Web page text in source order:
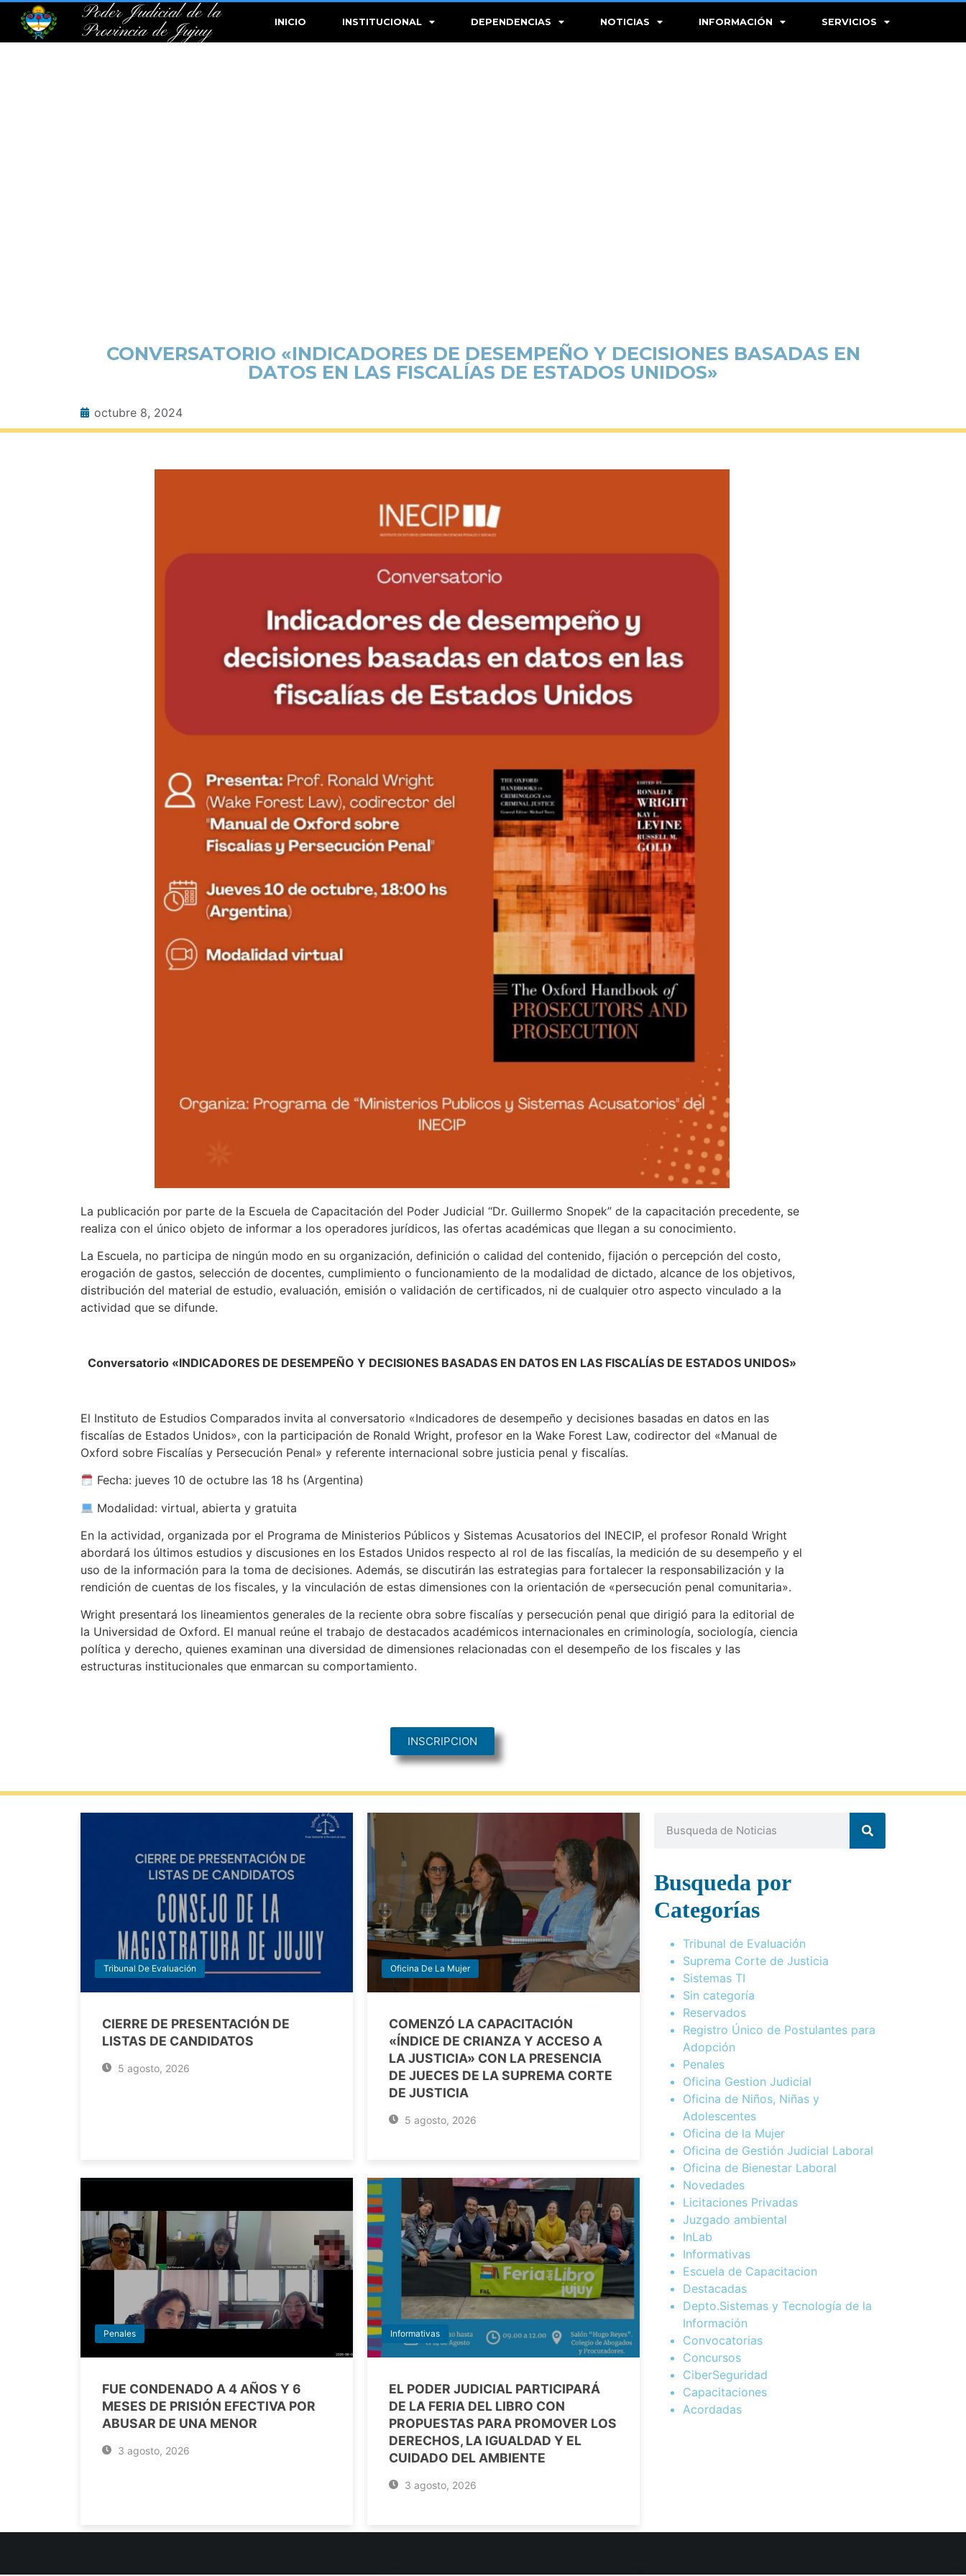
Poder Judicial de la
Provincia de Jujuy
INICIO INSTITUCIONAL DEPENDENCIAS NOTICIAS INFORMACIÓN SERVICIOS
CONVERSATORIO «INDICADORES DE DESEMPEÑO Y DECISIONES BASADAS EN
DATOS EN LAS FISCALÍAS DE ESTADOS UNIDOS»
octubre 8, 2024
La publicación por parte de la Escuela de Capacitación del Poder Judicial “Dr. Guillermo Snopek” de la capacitación precedente, se
realiza con el único objeto de informar a los operadores jurídicos, las ofertas académicas que llegan a su conocimiento.
La Escuela, no participa de ningún modo en su organización, definición o calidad del contenido, fijación o percepción del costo,
erogación de gastos, selección de docentes, cumplimiento o funcionamiento de la modalidad de dictado, alcance de los objetivos,
distribución del material de estudio, evaluación, emisión o validación de certificados, ni de cualquier otro aspecto vinculado a la
actividad que se difunde.
Conversatorio «INDICADORES DE DESEMPEÑO Y DECISIONES BASADAS EN DATOS EN LAS FISCALÍAS DE ESTADOS UNIDOS»
El Instituto de Estudios Comparados invita al conversatorio «Indicadores de desempeño y decisiones basadas en datos en las
fiscalías de Estados Unidos», con la participación de Ronald Wright, profesor en la Wake Forest Law, codirector del «Manual de
Oxford sobre Fiscalías y Persecución Penal» y referente internacional sobre justicia penal y fiscalías.
Fecha: jueves 10 de octubre las 18 hs (Argentina)
Modalidad: virtual, abierta y gratuita
En la actividad, organizada por el Programa de Ministerios Públicos y Sistemas Acusatorios del INECIP, el profesor Ronald Wright
abordará los últimos estudios y discusiones en los Estados Unidos respecto al rol de las fiscalías, la medición de su desempeño y el
uso de la información para la toma de decisiones. Además, se discutirán las estrategias para fortalecer la responsabilización y la
rendición de cuentas de los fiscales, y la vinculación de estas dimensiones con la orientación de «persecución penal comunitaria».
Wright presentará los lineamientos generales de la reciente obra sobre fiscalías y persecución penal que dirigió para la editorial de
la Universidad de Oxford. El manual reúne el trabajo de destacados académicos internacionales en criminología, sociología, ciencia
política y derecho, quienes examinan una diversidad de dimensiones relacionadas con el desempeño de los fiscales y las
estructuras institucionales que enmarcan su comportamiento.
INSCRIPCION
Tribunal De Evaluación
CIERRE DE PRESENTACIÓN DE
LISTAS DE CANDIDATOS
5 agosto, 2026
Oficina De La Mujer
COMENZÓ LA CAPACITACIÓN
«ÍNDICE DE CRIANZA Y ACCESO A
LA JUSTICIA» CON LA PRESENCIA
DE JUECES DE LA SUPREMA CORTE
DE JUSTICIA
5 agosto, 2026
Penales
FUE CONDENADO A 4 AÑOS Y 6
MESES DE PRISIÓN EFECTIVA POR
ABUSAR DE UNA MENOR
3 agosto, 2026
Informativas
EL PODER JUDICIAL PARTICIPARÁ
DE LA FERIA DEL LIBRO CON
PROPUESTAS PARA PROMOVER LOS
DERECHOS, LA IGUALDAD Y EL
CUIDADO DEL AMBIENTE
3 agosto, 2026
Busqueda por
Categorías
Tribunal de Evaluación
Suprema Corte de Justicia
Sistemas TI
Sin categoría
Reservados
Registro Único de Postulantes para
Adopción
Penales
Oficina Gestion Judicial
Oficina de Niños, Niñas y
Adolescentes
Oficina de la Mujer
Oficina de Gestión Judicial Laboral
Oficina de Bienestar Laboral
Novedades
Licitaciones Privadas
Juzgado ambiental
InLab
Informativas
Escuela de Capacitacion
Destacadas
Depto.Sistemas y Tecnología de la
Información
Convocatorias
Concursos
CiberSeguridad
Capacitaciones
Acordadas